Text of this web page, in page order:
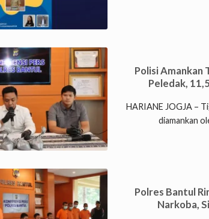
Polisi Amankan
Peledak,
HARIANE JOGJA –
diamankan
Polres Bantul
Narkoba,